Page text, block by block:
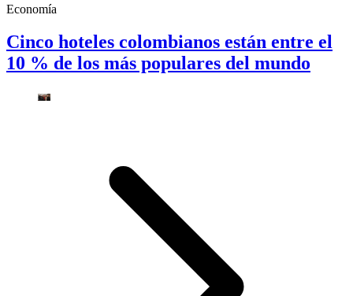
Economía
Cinco hoteles colombianos están entre el
10 % de los más populares del mundo